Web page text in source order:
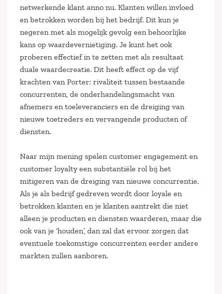
netwerkende klant anno nu. Klanten willen invloed
en betrokken worden bij het bedrijf. Dit kun je
negeren met als mogelijk gevolg een behoorlijke
kans op waardevernietiging. Je kunt het ook
proberen effectief in te zetten met als resultaat
duale waardecreatie. Dit heeft effect op de vijf
krachten van Porter: rivaliteit tussen bestaande
concurrenten, de onderhandelingsmacht van
afnemers en toeleveranciers en de dreiging van
nieuwe toetreders en vervangende producten of
diensten.
Naar mijn mening spelen customer engagement en
customer loyalty een substantiële rol bij het
mitigeren van de dreiging van nieuwe concurrentie.
Als je als bedrijf gedreven wordt door loyale en
betrokken klanten en je klanten aantrekt die niet
alleen je producten en diensten waarderen, maar die
ook van je ‘houden’, dan zal dat ervoor zorgen dat
eventuele toekomstige concurrenten eerder andere
markten zullen aanboren.